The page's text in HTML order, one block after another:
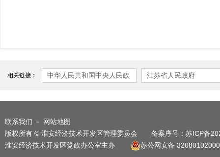
相关链接：
中华人民共和国中央人民政
江苏省人民政府
联系我们 －
网站地图
版权所有 © 淮安经济技术开发区管理委员会 备案序号： 苏ICP备
淮安经济技术开发区党政办公室主办
苏公网安备